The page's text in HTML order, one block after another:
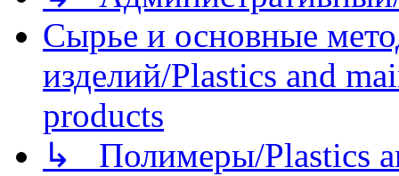
Сырье и основные
изделий/Plastics and
products
↳ Полимеры/Plastics